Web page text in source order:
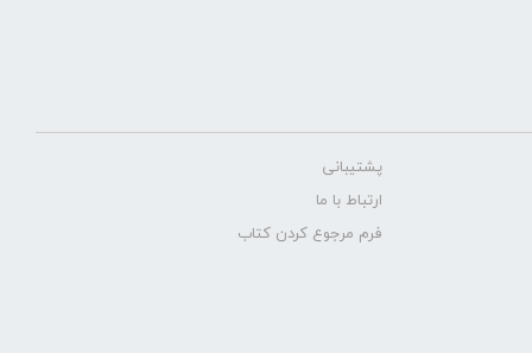
پشتیبانی
ارتباط با ما
فرم مرجوع کردن کتاب